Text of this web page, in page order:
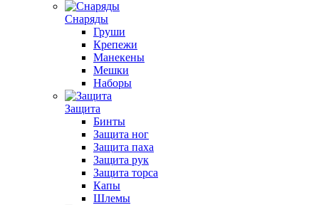
Снаряды
Груши
Крепежи
Манекены
Мешки
Наборы
Защита
Бинты
Защита ног
Защита паха
Защита рук
Защита торса
Капы
Шлемы